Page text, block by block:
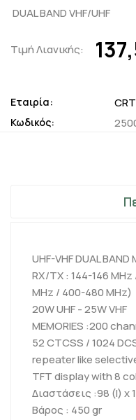
DUAL BAND VHF/UHF
Τιμή Λιανικής:
Εταιρία: CRT
Κωδικός:
UHF-VHF DUAL BAND
RX/TX : 144-146
MHz / 400-480 MHz)
20W UHF - 25W VHF
MEMORIES :200
52 CTCSS / 1024
repeater like
TFT display with 8
Διαστάσεις :98 (l) x
Βάρος : 450 gr